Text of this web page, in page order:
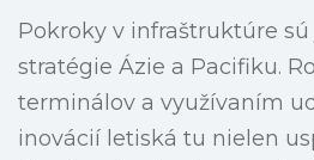
Pokroky v infraštruktúre
stratégie Ázie a Pacifiku.
terminálov a využívaním
inovácií letiská tu nielen